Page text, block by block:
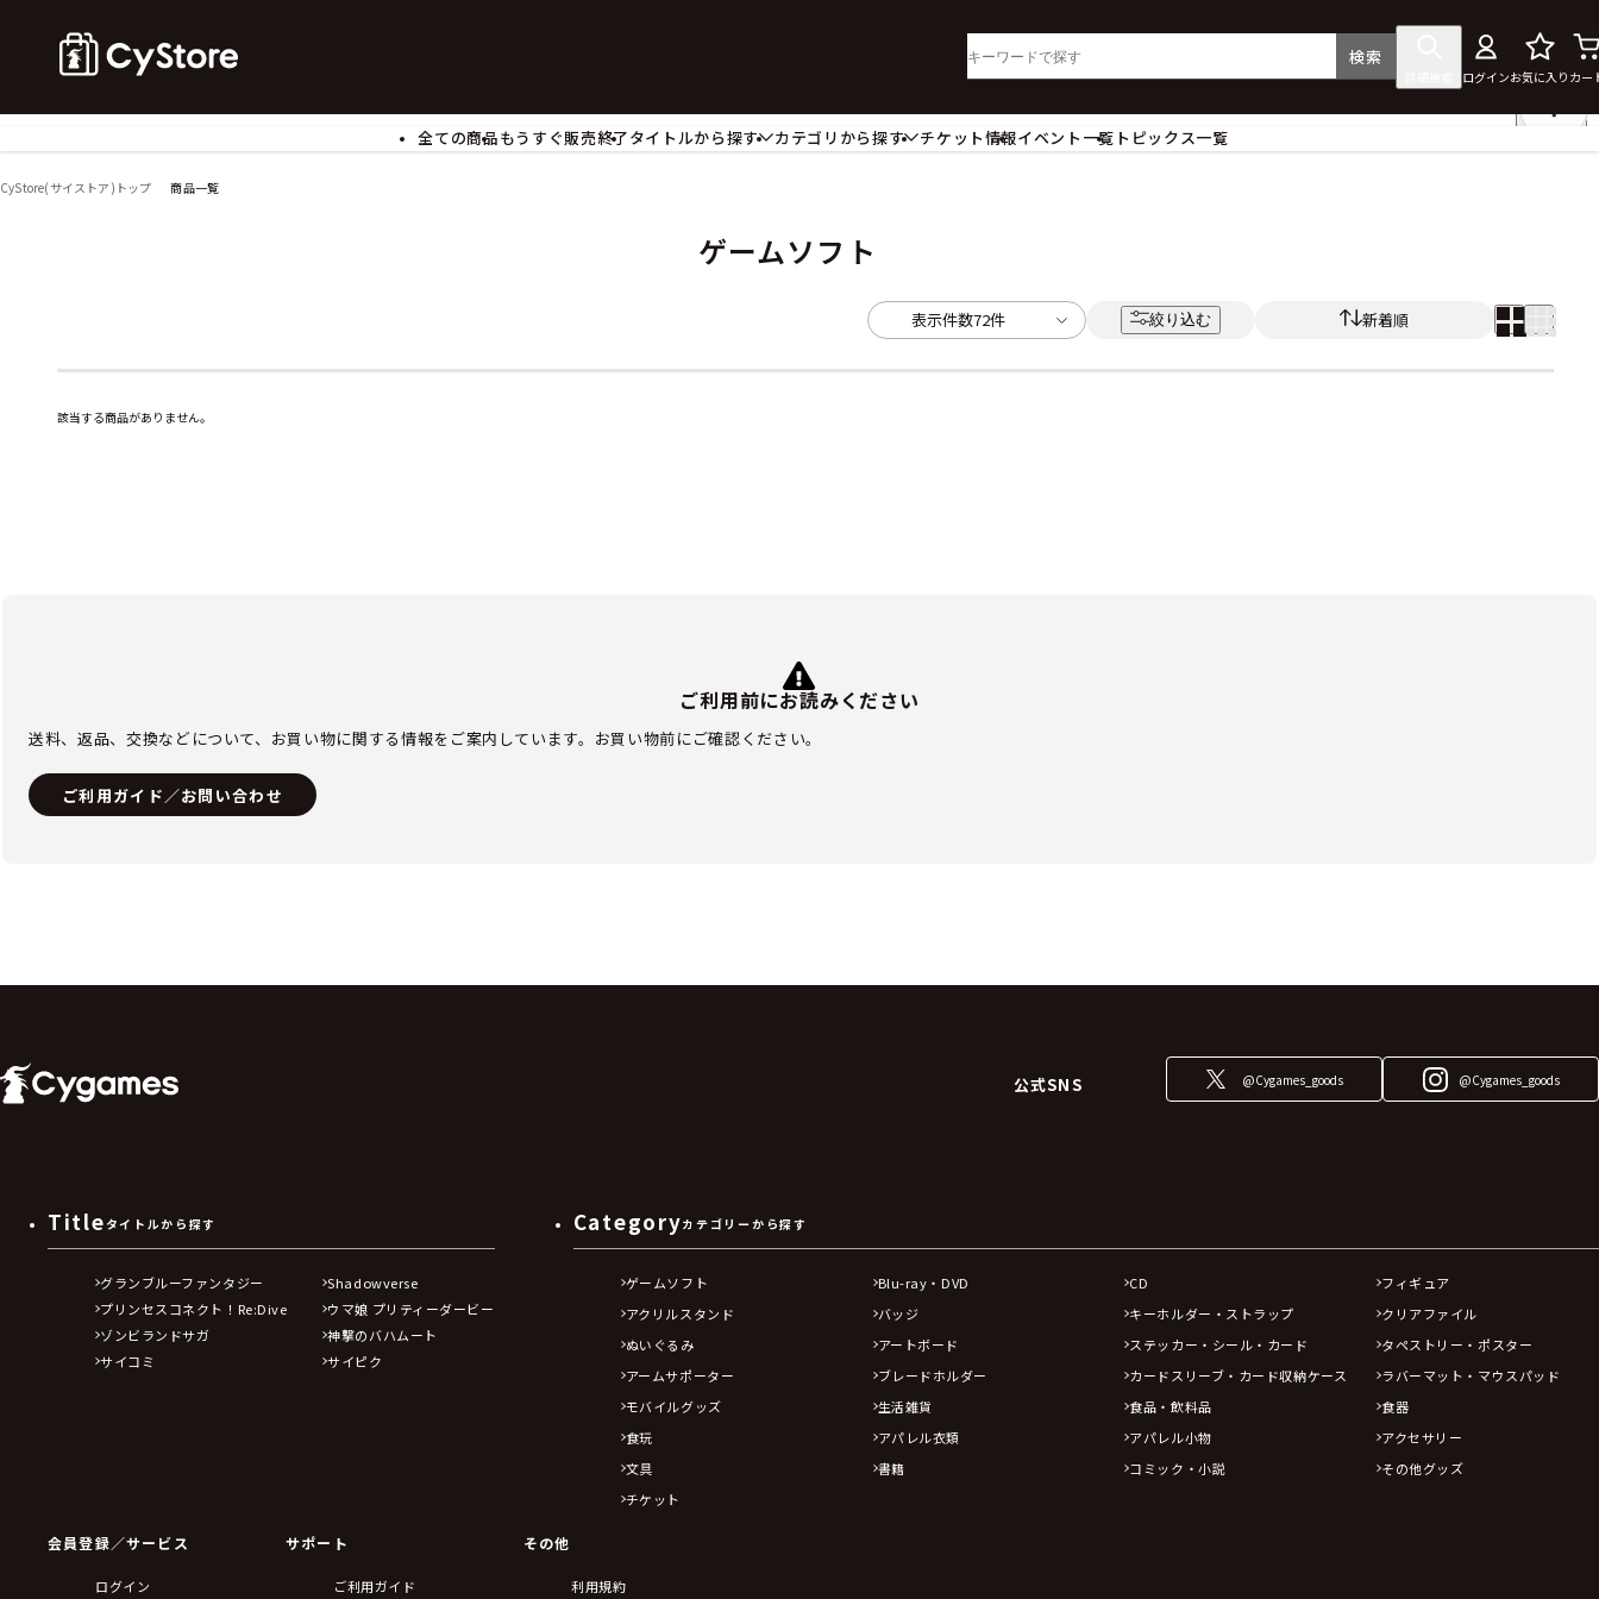
検索
ログインお気に入り カー
全ての商品もうすぐ販売終了タイトルから探す
カテゴリから探す
アクリルスタンド
カードスリーブ・カード収納ケース
アパレル小物
アクセサリー
チケット情報イベント一覧 トピックス一覧
CyStore(サイストア)トップ 商品一覧
ゲームソフト
表示件数72件 絞り込む 新着順
該当する商品がありません。
ご利用前にお読みください
送料、返品、交換などについて、お買い物に関する情報をご案内しています。お買い物前にご確認ください。
ご利用ガイド／お問い合わせ
公式SNS @Cygames_goods @Cygames_goods
Title タイトルから探す
グランブルーファンタジー
Shadowverse
プリンセスコネクト！Re:Dive
ウマ娘 プリティーダービー
ゾンビランドサガ
神撃のバハムート
サイコミ
サイピク
Categoryカテゴリーから探す
ゲームソフト Blu-ray・DVD CD
フィギュア
アクリルスタンド
バッジ キーホルダー・ストラップ
クリアファイル
ぬいぐるみ
アートボード ステッカー・シール・カード
タペストリー・ポスター
アームサポーター
ブレードホルダー カードスリーブ・カード収納ケース
ラバーマット・マウスパッド
モバイルグッズ
生活雑貨 食品・飲料品
食器
食玩
アパレル衣類 アパレル小物
アクセサリー
文具
書籍 コミック・小説
その他グッズ
チケット
会員登録／サービス
ログイン
サポート
ご利用ガイド
その他
利用規約